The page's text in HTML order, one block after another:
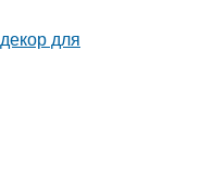
для